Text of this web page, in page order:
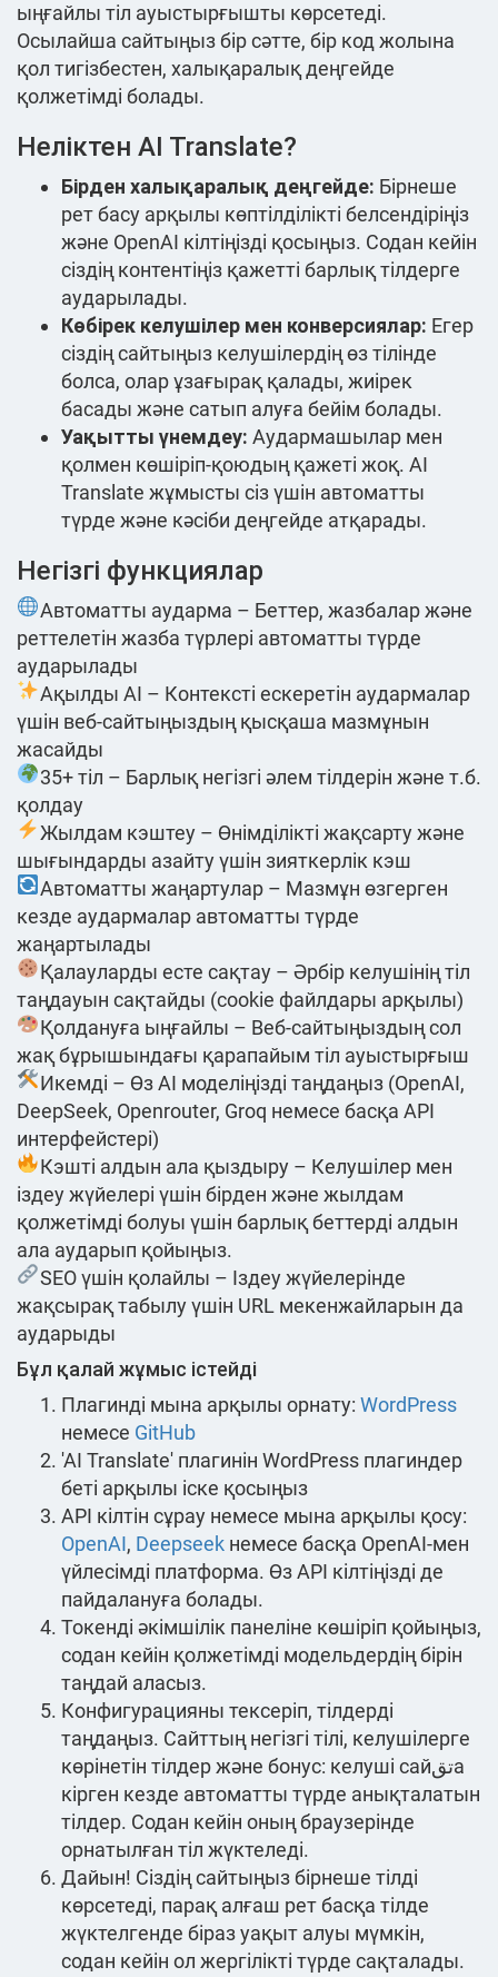
ыңғайлы тіл ауыстырғышты көрсетеді.
Осылайша сайтыңыз бір сәтте, бір код жолына
қол тигізбестен, халықаралық деңгейде
қолжетімді болады.
Неліктен AI Translate?
Бірден халықаралық деңгейде: Бірнеше
рет басу арқылы көптілділікті белсендіріңіз
және OpenAI кілтіңізді қосыңыз. Содан кейін
сіздің контентіңіз қажетті барлық тілдерге
аударылады.
Көбірек келушілер мен конверсиялар: Егер
сіздің сайтыңыз келушілердің өз тілінде
болса, олар ұзағырақ қалады, жиірек
басады және сатып алуға бейім болады.
Уақытты үнемдеу: Аудармашылар мен
қолмен көшіріп-қоюдың қажеті жоқ. AI
Translate жұмысты сіз үшін автоматты
түрде және кәсіби деңгейде атқарады.
Негізгі функциялар
Автоматты аударма – Беттер, жазбалар және
реттелетін жазба түрлері автоматты түрде
аударылады
Ақылды AI – Контексті ескеретін аудармалар
үшін веб-сайтыңыздың қысқаша мазмұнын
жасайды
35+ тіл – Барлық негізгі әлем тілдерін және т.б.
қолдау
Жылдам кэштеу – Өнімділікті жақсарту және
шығындарды азайту үшін зияткерлік кэш
Автоматты жаңартулар – Мазмұн өзгерген
кезде аудармалар автоматты түрде
жаңартылады
Қалауларды есте сақтау – Әрбір келушінің тіл
таңдауын сақтайды (cookie файлдары арқылы)
Қолдануға ыңғайлы – Веб-сайтыңыздың сол
жақ бұрышындағы қарапайым тіл ауыстырғыш
Икемді – Өз AI моделіңізді таңдаңыз (OpenAI,
DeepSeek, Openrouter, Groq немесе басқа API
интерфейстері)
Кэшті алдын ала қыздыру – Келушілер мен
іздеу жүйелері үшін бірден және жылдам
қолжетімді болуы үшін барлық беттерді алдын
ала аударып қойыңыз.
SEO үшін қолайлы – Іздеу жүйелерінде
жақсырақ табылу үшін URL мекенжайларын да
аударыды
Бұл қалай жұмыс істейді
Плагинді мына арқылы орнату: WordPress
немесе GitHub
'AI Translate' плагинін WordPress плагиндер
беті арқылы іске қосыңыз
API кілтін сұрау немесе мына арқылы қосу:
OpenAI, Deepseek немесе басқа OpenAI-мен
үйлесімді платформа. Өз API кілтіңізді де
пайдалануға болады.
Токенді әкімшілік панеліне көшіріп қойыңыз,
содан кейін қолжетімді модельдердің бірін
таңдай аласыз.
Конфигурацияны тексеріп, тілдерді
таңдаңыз. Сайттың негізгі тілі, келушілерге
көрінетін тілдер және бонус: келуші сайتقа
кірген кезде автоматты түрде анықталатын
тілдер. Содан кейін оның браузерінде
орнатылған тіл жүктеледі.
Дайын! Сіздің сайтыңыз бірнеше тілді
көрсетеді, парақ алғаш рет басқа тілде
жүктелгенде біраз уақыт алуы мүмкін,
содан кейін ол жергілікті түрде сақталады.